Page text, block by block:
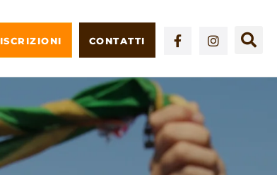
ISCRIZIONI CONTATTI